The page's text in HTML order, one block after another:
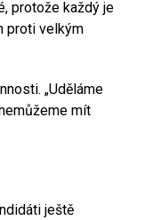
protože každý je
proti velkým
„Uděláme
mít
ještě